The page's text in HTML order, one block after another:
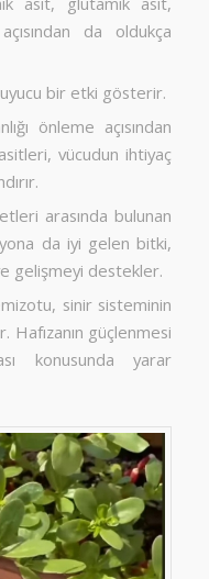
da oldukça
bir etki gösterir.
önleme açısından
vücudun ihtiyaç
arasında bulunan
da iyi gelen bitki,
gelişmeyi destekler.
sinir sisteminin
Hafızanın güçlenmesi
konusunda yarar